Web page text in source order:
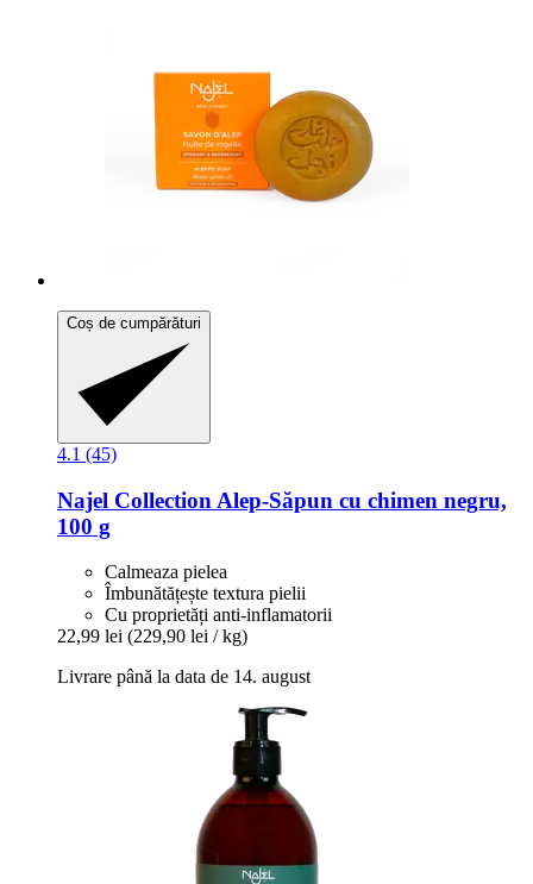
Coș de cumpărături
4.1 (45)
Najel Collection Alep-​Săpun cu chimen negru,
100 g
Calmeaza pielea
Îmbunătățește textura pielii
Cu proprietăți anti-inflamatorii
22,99 lei (229,90 lei / kg)
Livrare până la data de 14. august